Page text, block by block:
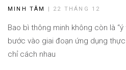
MINH TÂM | 22 THÁNG 12
Bao bì thông minh không còn là
bước vào giai đoạn ứng dụng
chỉ cách nhau